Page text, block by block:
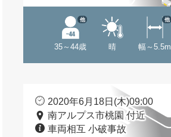
35～44歳
他
晴 幅～5.5m
他
2020年6月18日(木)09:00
南アルプス市桃園 付近
車両相互 小破事故